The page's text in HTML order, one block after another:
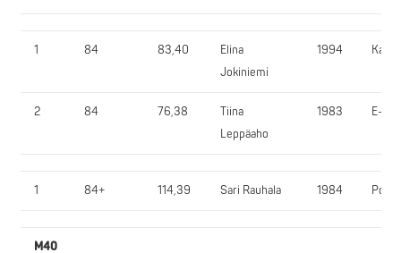
1 84 83,40
Elina
Jokiniemi
1994 KaVo
2 84 76,38
Tiina
Leppäaho
1983 E-SV
1 84+ 114,39 Sari Rauhala 1984
M40